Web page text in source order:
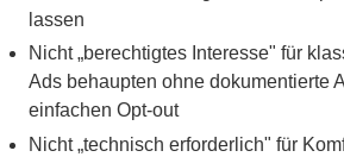
lassen
Nicht „berechtigtes Interesse" für
Ads behaupten ohne dokumentierte
einfachen Opt-out
Nicht „technisch erforderlich" für